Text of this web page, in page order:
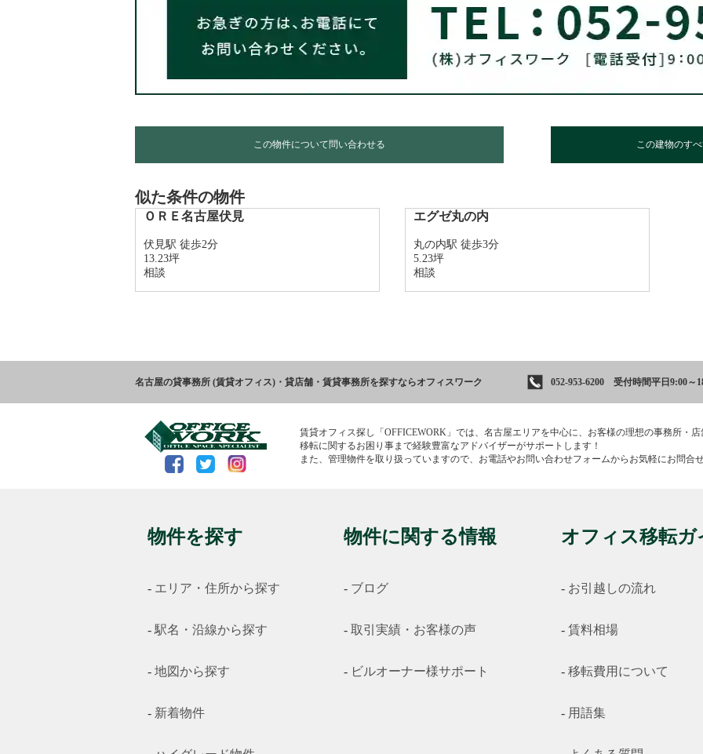
この物件について問い合わせる この建物のす
似た条件の物件
ＯＲＥ名古屋伏見
伏見駅 徒歩2分
13.23坪
相談
エグゼ丸の内
丸の内駅 徒歩3分
5.23坪
相談
名古屋の貸事務所 (賃貸オフィス)・貸店舗・賃貸事務所を探すならオフィスワーク 052-953-6200 受付時間平日9:00～
賃貸オフィス探し「OFFICEWORK」では、名古屋エリアを中心に、お客様の理想の事務所・
移転に関するお困り事まで経験豊富なアドバイザーがサポートします！
また、管理物件を取り扱っていますので、お電話やお問い合わせフォームからお気軽にお問合
物件を探す
エリア・住所から探す
駅名・沿線から探す
地図から探す
新着物件
物件に関する情報
ブログ
取引実績・お客様の声
ビルオーナー様サポート
オフィス移転ガ
お引越しの流れ
賃料相場
移転費用について
用語集